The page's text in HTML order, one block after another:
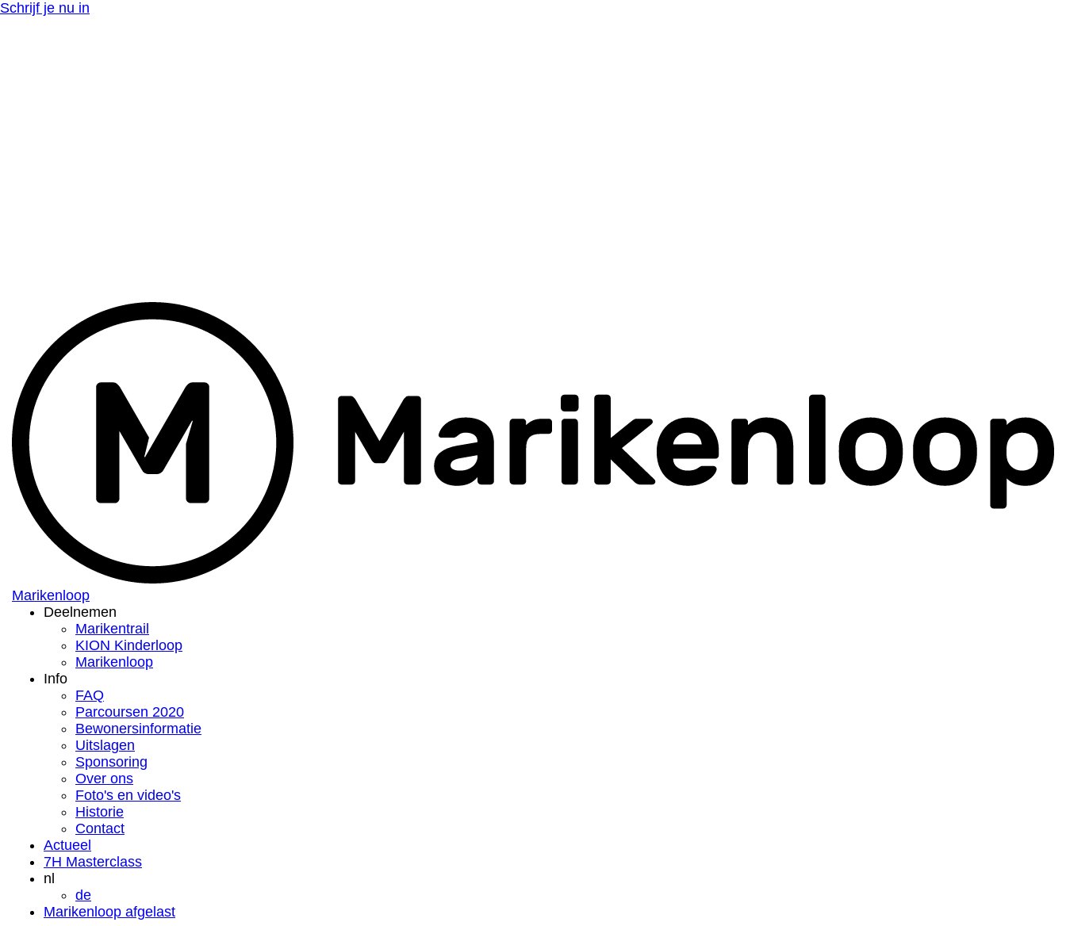
Schrijf je nu in
Marikenloop
Deelnemen
Marikentrail
KION Kinderloop
Marikenloop
Info
FAQ
Parcoursen 2020
Bewonersinformatie
Uitslagen
Sponsoring
Over ons
Foto's en video's
Historie
Contact
Actueel
7H Masterclass
nl
de
Marikenloop afgelast